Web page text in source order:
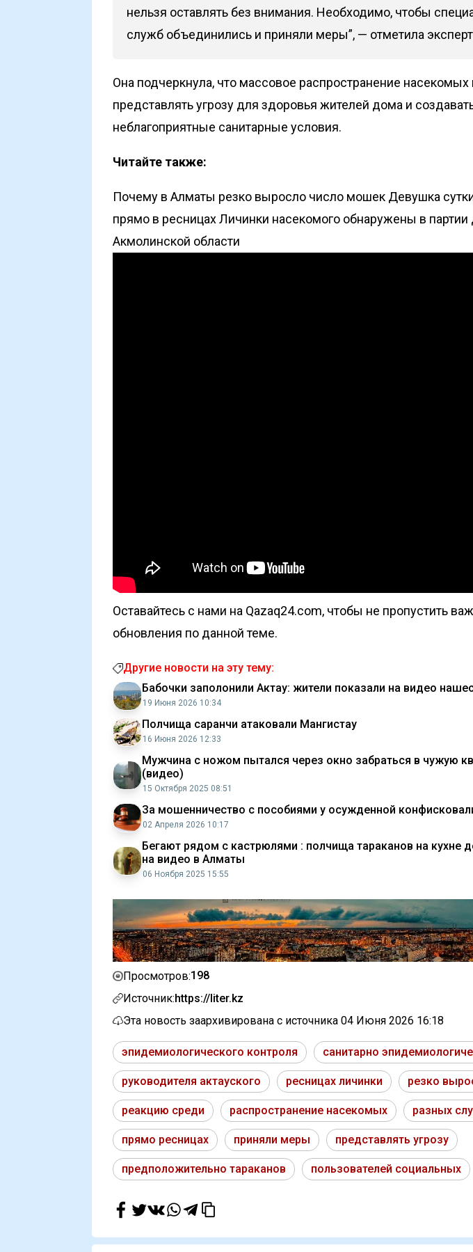
нельзя оставлять без внимания. Необходимо, чтобы
служб объединились и приняли меры”, — отметила
Она подчеркнула, что массовое распространение
представлять угрозу для здоровья жителей дома и
неблагоприятные санитарные условия.
Читайте также:
Почему в Алматы резко выросло число мошек Девушка
прямо в ресницахЛичинки насекомого обнаружены в
Акмолинской области
Оставайтесь с нами на Qazaq24.com, чтобы не пропустить
обновления по данной теме.
Другие новости на эту тему:
Бабочки заполонили Актау: жители показали на видео
19 Июня 2026 10:34
Полчища саранчи атаковали Мангистау
16 Июня 2026 12:33
Мужчина с ножом пытался через окно забраться в чужую
(видео)
15 Октября 2025 08:51
За мошенничество с пособиями у осужденной
02 Апреля 2026 10:17
Бегают рядом с кастрюлями : полчища тараканов на кухне
на видео в Алматы
06 Ноября 2025 15:55
Просмотров:198
Источник:https://liter.kz
Эта новость заархивирована с источника 04 Июня 2026 16:18
эпидемиологического контроля санитарно
руководителя актауского ресницах личинки резко
реакцию среди распространение насекомых разных
прямо ресницах приняли меры представлять угрозу
предположительно тараканов пользователей социальных